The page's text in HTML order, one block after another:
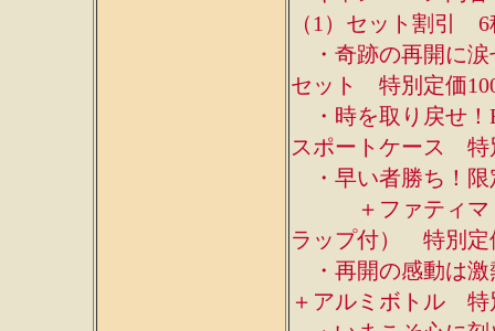
（1）セット割引 6
・奇跡の再開に涙
セット 特別定価
・時を取り戻せ！
スポートケース 特
・早い者勝ち！限
＋ファティマ・
ラップ付） 特別定
・再開の感動は激
＋アルミボトル 特